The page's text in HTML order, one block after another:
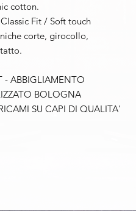
cotton.
Fit / Soft touch
corte, girocollo,
- ABBIGLIAMENTO
BOLOGNA
SU CAPI DI QUALITA'